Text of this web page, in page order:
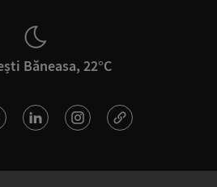
Băneasa, 22°C